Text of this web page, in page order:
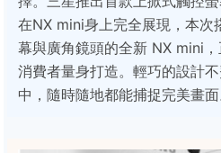
在NX mini身上完全展現，本次
幕與廣角鏡頭的全新 NX mini
消費者量身打造。輕巧的設計
中，隨時隨地都能捕捉完美畫面